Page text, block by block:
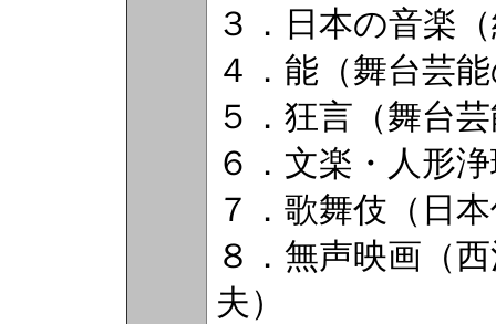
３．日本の音楽
４．能（舞台芸
５．狂言（舞台
６．文楽・人形
７．歌舞伎（日
８．無声映画（
夫）